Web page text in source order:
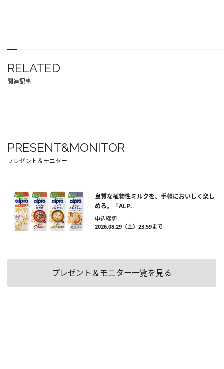
RELATED
関連記事
PRESENT&MONITOR
プレゼント＆モニター
良質な植物性ミルクを、手軽においしく楽し
める。「ALP...
申込締切
2026.08.29（土）23:59まで
プレゼント＆モニター一覧を見る